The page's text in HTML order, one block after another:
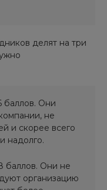
делят на три
Они
не
и скорее всего
надолго.
баллов. Они не
организацию